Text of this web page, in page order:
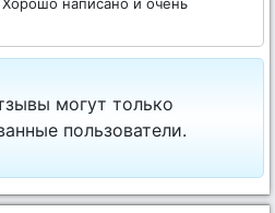
могут только
пользователи.